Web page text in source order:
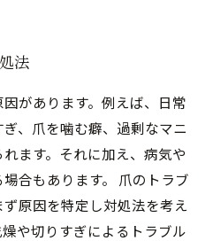
法
があります。例えば、日常
、爪を噛む癖、過剰なマニ
ます。それに加え、病気や
合もあります。 爪のトラブ
原因を特定し対処法を考え
や切りすぎによるトラブル